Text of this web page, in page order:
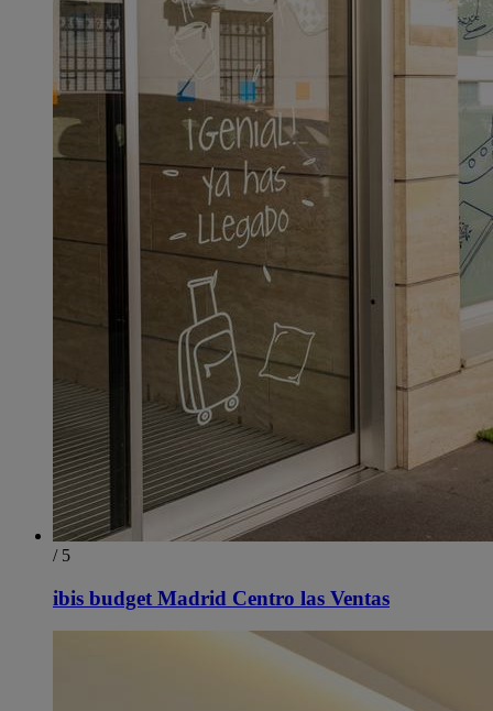
/ 5
ibis budget Madrid Centro las Ventas